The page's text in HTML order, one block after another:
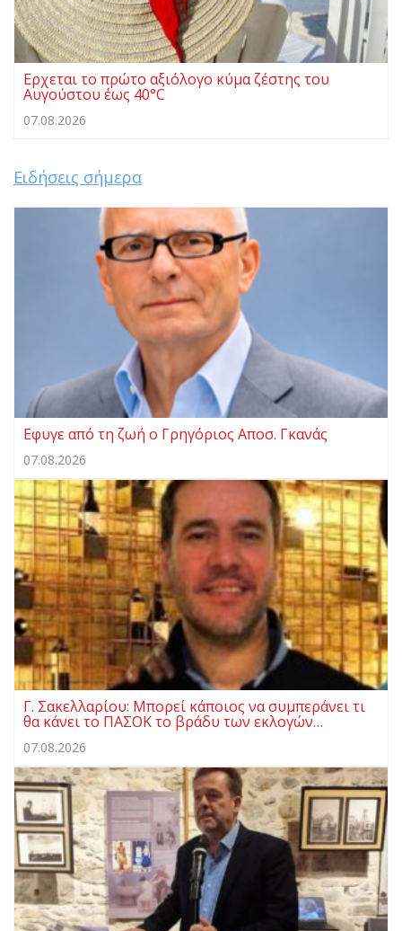
Ερχεται το πρώτο αξιόλογο κύμα ζέστης του
Αυγούστου έως 40°C
07.08.2026
Ειδήσεις σήμερα
Eφυγε από τη ζωή ο Γρηγόριος Αποσ. Γκανάς
07.08.2026
Γ. Σακελλαρίου: Μπορεί κάποιος να συμπεράνει τι
θα κάνει το ΠΑΣΟΚ το βράδυ των εκλογών…
07.08.2026